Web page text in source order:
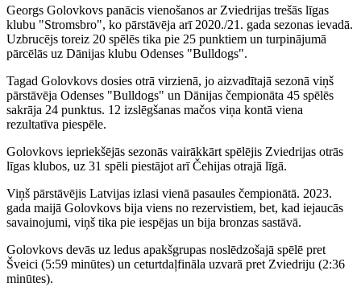
Georgs Golovkovs panācis vienošanos ar Zviedrijas trešās līgas
klubu "Stromsbro", ko pārstāvēja arī 2020./21. gada sezonas ievadā.
Uzbrucējs toreiz 20 spēlēs tika pie 25 punktiem un turpinājumā
pārcēlās uz Dānijas klubu Odenses "Bulldogs".
Tagad Golovkovs dosies otrā virzienā, jo aizvadītajā sezonā viņš
pārstāvēja Odenses "Bulldogs" un Dānijas čempionāta 45 spēlēs
sakrāja 24 punktus. 12 izslēgšanas mačos viņa kontā viena
rezultatīva piespēle.
Golovkovs iepriekšējās sezonās vairākkārt spēlējis Zviedrijas otrās
līgas klubos, uz 31 spēli piestājot arī Čehijas otrajā līgā.
Viņš pārstāvējis Latvijas izlasi vienā pasaules čempionātā. 2023.
gada maijā Golovkovs bija viens no rezervistiem, bet, kad iejaucās
savainojumi, viņš tika pie iespējas un bija bronzas sastāvā.
Golovkovs devās uz ledus apakšgrupas noslēdzošajā spēlē pret
Šveici (5:59 minūtes) un ceturtdaļfināla uzvarā pret Zviedriju (2:36
minūtes).